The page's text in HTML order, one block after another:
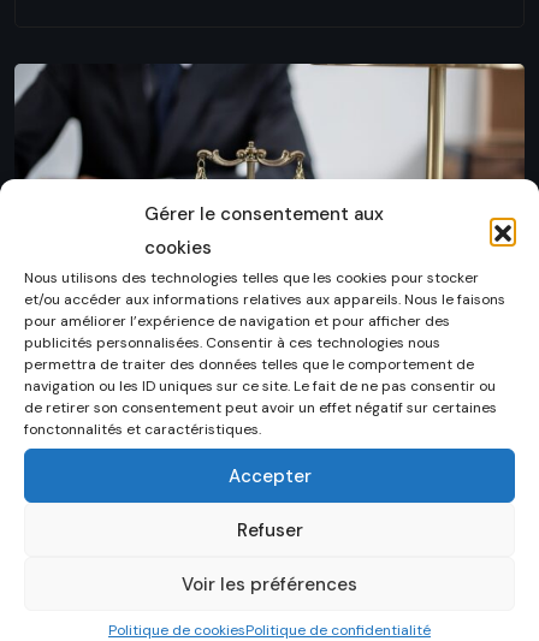
Gérer le consentement aux
cookies
Nous utilisons des technologies telles que les cookies pour stocker
et/ou accéder aux informations relatives aux appareils. Nous le faisons
pour améliorer l’expérience de navigation et pour afficher des
publicités personnalisées. Consentir à ces technologies nous
permettra de traiter des données telles que le comportement de
navigation ou les ID uniques sur ce site. Le fait de ne pas consentir ou
de retirer son consentement peut avoir un effet négatif sur certaines
fonctonnalités et caractéristiques.
Accepter
Refuser
Voir les préférences
Politique de cookiesPolitique de confidentialité
ORIENTATIONS
Les branches du droit
8 DÉCEMBRE 2022
Le droit n’est pas une science unitaire et les règles de
selon des critères empiriques.